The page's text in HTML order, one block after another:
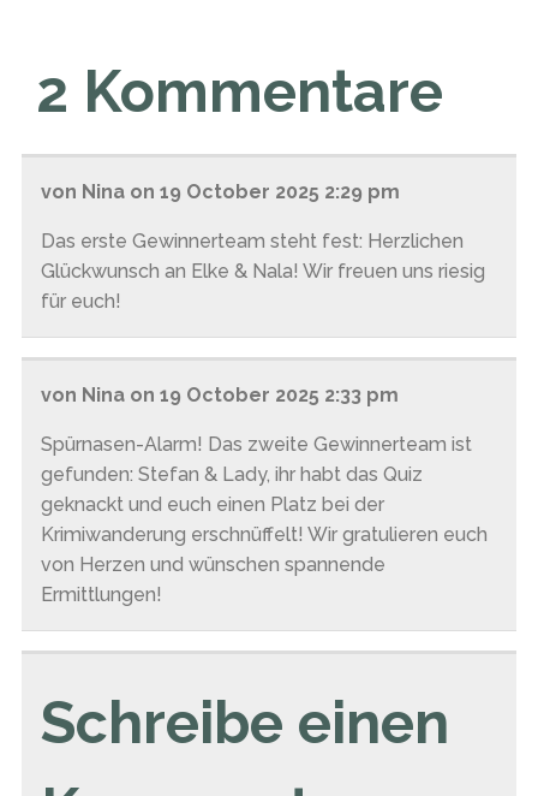
2 Kommentare
von Nina on 19 October 2025 2:29 pm
Das erste Gewinnerteam steht fest: Herzlichen
Glückwunsch an Elke & Nala! Wir freuen uns riesig
für euch!
von Nina on 19 October 2025 2:33 pm
Spürnasen-Alarm! Das zweite Gewinnerteam ist
gefunden: Stefan & Lady, ihr habt das Quiz
geknackt und euch einen Platz bei der
Krimiwanderung erschnüffelt! Wir gratulieren euch
von Herzen und wünschen spannende
Ermittlungen!
Schreibe einen